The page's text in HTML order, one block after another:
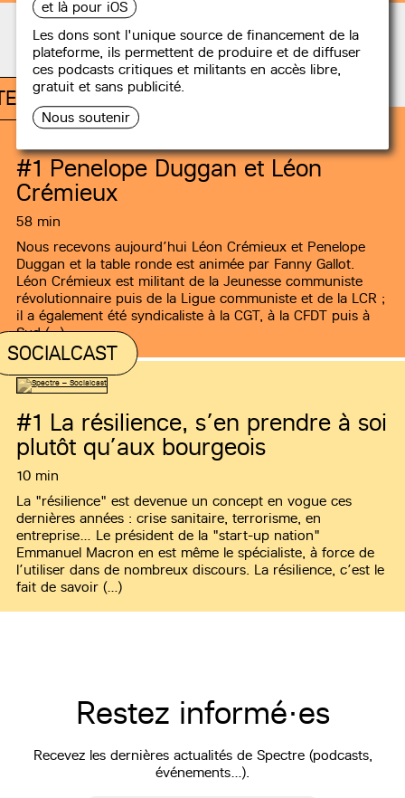
et là pour iOS
Les dons sont l'unique source de financement de la
plateforme, ils permettent de produire et de diffuser
ces podcasts critiques et militants en accès libre,
gratuit et sans publicité.
Nous soutenir
Recommandations
!
#1Penelope Duggan et Léon
Crémieux
58 min
Nous recevons aujourd’hui Léon Crémieux et Penelope
Duggan et la table ronde est animée par Fanny Gallot.
Léon Crémieux est militant de la Jeunesse communiste
révolutionnaire puis de la Ligue communiste et de la LCR ;
il a également été syndicaliste à la CGT, à la CFDT puis à
Sud (…)
SOCIALCAST
#1 La résilience, s’en prendre à soi
plutôt qu’aux bourgeois
10 min
La "résilience" est devenue un concept en vogue ces
dernières années : crise sanitaire, terrorisme, en
entreprise… Le président de la "start-up nation"
Emmanuel Macron en est même le spécialiste, à force de
l’utiliser dans de nombreux discours. La résilience, c’est le
fait de savoir (…)
Restez informé·es
Recevez les dernières actualités de Spectre (podcasts,
événements…).